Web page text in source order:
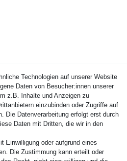
Technologien auf unserer Website
Daten von Besucher:innen unserer
z.B. Inhalte und Anzeigen zu
einzubinden oder Zugriffe auf
Die Datenverarbeitung erfolgt erst durch
Daten mit Dritten, die wir in den
Einwilligung oder aufgrund eines
Die Zustimmung kann erteilt oder